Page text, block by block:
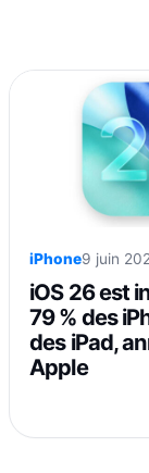
iPhone9 juin
iOS 26 est
79 % des
des iPad,
Apple